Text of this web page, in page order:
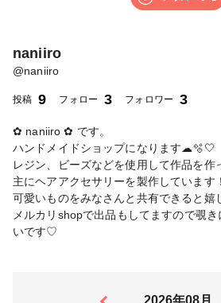
naniiro
@naniiro
投稿 9 フォロー 3 フォロワー 3
‎✿ naniiro ‎‎✿ ‎です。
ハンドメイドショップになります☁🫧🤍
レジン、ビーズなどを使用して作品を
主にヘアアクセサリーを製作しています！
可愛いものをみなさんと共有できると嬉
メルカリshopで出品もしてますので覗
いです♡
2026年08月